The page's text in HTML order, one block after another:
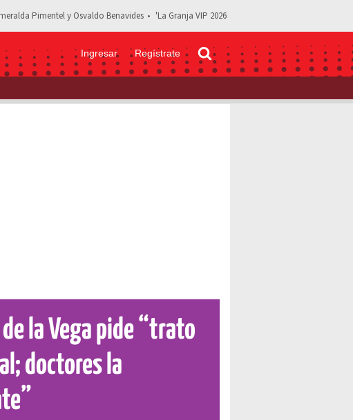
Pimentel y Osvaldo Benavides 'La Granja VIP 2026
Ingresar Regístrate
“trato de hotel” en un hospital; doctores la confrontan: “Prepotente”
la Vega pide “trato
doctores la